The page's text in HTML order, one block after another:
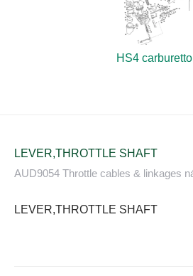
HS4
LEVER,THROTTLE SHAFT
AUD9054 Throttle cables & linkages
LEVER,THROTTLE SHAFT